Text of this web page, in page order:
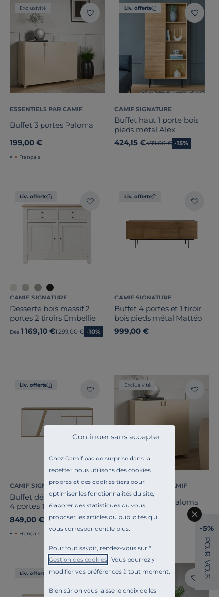
Chez Camif pas de surprise dans la
recette : nous utilisons des cookies
propres et des cookies tiers pour
optimiser les fonctionnalités du site,
élaborer des statistiques ou vous
proposer les articles ou publicités qui
vous correspondent le plus.
Pour tout savoir, rendez-vous sur "
Gestion des cookies". Vous pourrez y
modifier vos préférences à tout moment.
Bien sûr on vous laisse le choix de les
Continuer sans accepter
Exclusivité
ESSENTIELS PAR CAMIF
Buffet 3 portes Paloma
199,00 €
Français
Liv. offerte
CAMIF SIGNATURE
Buffet haut 1 porte bois
pieds métal Alex
424,15 €Ancien prix
499,00 € -15%
Liv. offerte
CAMIF SIGNATURE
Desserte bois massif 2
portes 2 tiroirs Embellie
Dès 1 169,10 €Ancien prix
1 299,00 € -10%
Liv. offerte
CAMIF SIGNATURE
Buffet 4 portes et 1 tiroir
bois pieds métal Mattéo
999,00 €
Liv. offerte
CAMIF SIGNATURE
Buffet décor bois et blanc
4 portes 1 tiroir Gustave
849,00 €
Français
Exclusivité
ESSENTIELS PAR CAMIF
Buffet 2 portes Paloma
179,00 €
Liv. offerte Liv. offerte
-5%
P
O
U
R
V
O
U
S